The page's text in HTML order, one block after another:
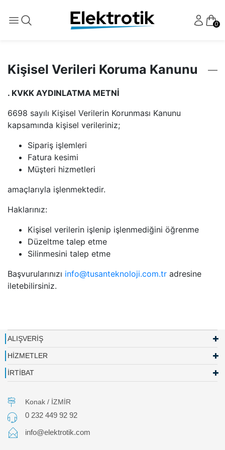
0
Kişisel Verileri Koruma Kanunu
. KVKK AYDINLATMA METNİ
6698 sayılı Kişisel Verilerin Korunması Kanunu
kapsamında kişisel verileriniz;
Sipariş işlemleri
Fatura kesimi
Müşteri hizmetleri
amaçlarıyla işlenmektedir.
Haklarınız:
Kişisel verilerin işlenip işlenmediğini öğrenme
Düzeltme talep etme
Silinmesini talep etme
Başvurularınızı info@tusanteknoloji.com.tr adresine
iletebilirsiniz.
ALIŞVERİŞ
HİZMETLER
İRTİBAT
Konak / İZMİR
0 232 449 92 92
info@elektrotik.com